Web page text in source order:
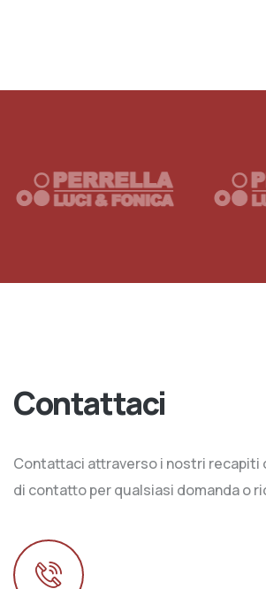
Contattaci
Contattaci attraverso i nostri recapiti
di contatto per qualsiasi domanda o